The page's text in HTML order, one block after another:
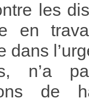
les
en
dans
n’a
de